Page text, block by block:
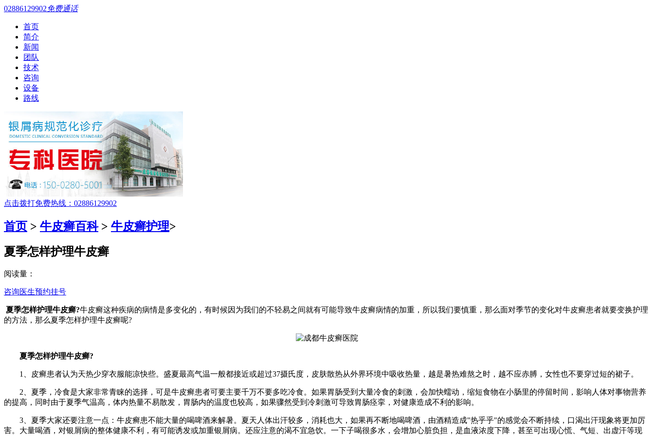
02886129902免费通话
首页
简介
新闻
团队
技术
咨询
设备
路线
点击拨打免费热线：02886129902
首页 > 牛皮癣百科> 牛皮癣护理>
夏季怎样护理牛皮癣
阅读量：
咨询医生预约挂号
夏季怎样护理牛皮癣?牛皮癣这种疾病的病情是多变化的，有时候因为我们的不轻易之间就有可能导致牛皮癣病情的加重，所以我们要慎重，那么面对季节的变化对牛皮癣患者就要变换护理
的方法，那么夏季怎样护理牛皮癣呢?
夏季怎样护理牛皮癣?
1、皮癣患者认为天热少穿衣服能凉快些。盛夏最高气温一般都接近或超过37摄氏度，皮肤散热从外界环境中吸收热量，越是暑热难熬之时，越不应赤膊，女性也不要穿过短的裙子。
2、夏季，冷食是大家非常青睐的选择，可是牛皮癣患者可要主要千万不要多吃冷食。如果胃肠受到大量冷食的刺激，会加快蠕动，缩短食物在小肠里的停留时间，影响人体对事物营养
的提高，同时由于夏季气温高，体内热量不易散发，胃肠内的温度也较高，如果骤然受到冷刺激可导致胃肠痉挛，对健康造成不利的影响。
3、夏季大家还要注意一点：牛皮癣患不能大量的喝啤酒来解暑。夏天人体出汗较多，消耗也大，如果再不断地喝啤酒，由酒精造成"热乎乎"的感觉会不断持续，口渴出汗现象将更加厉
害。大量喝酒，对银屑病的整体健康不利，有可能诱发或加重银屑病。还应注意的渴不宜急饮。一下子喝很多水，会增加心脏负担，是血液浓度下降，甚至可出现心慌、气短、出虚汗等现